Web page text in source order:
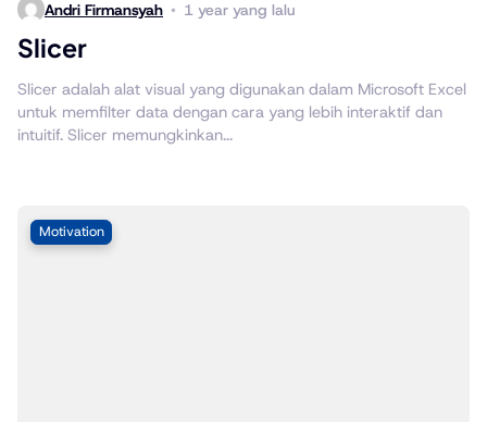
Andri Firmansyah 1 year yang lalu
Slicer
Slicer adalah alat visual yang digunakan dalam Microsoft Excel
untuk memfilter data dengan cara yang lebih interaktif dan
intuitif. Slicer memungkinkan...
Motivation